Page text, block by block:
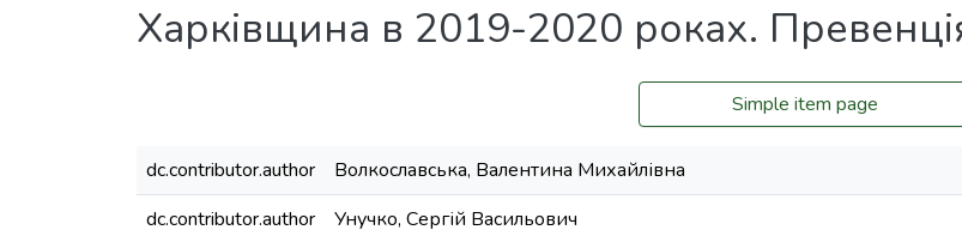
Харківщина в 2019-2020 роках. Превенція
Simple item page
dc.contributor.author
Волкославська, Валентина Михайлівна
dc.contributor.author
Унучко, Сергій Васильович